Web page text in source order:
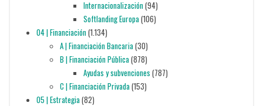
Internacionalización(94)
Softlanding Europa(106)
04 | Financiación(1.134)
A | Financiación Bancaria(30)
B | Financiación Pública(878)
Ayudas y subvenciones (787)
C | Financiación Privada(153)
05 | Estrategia(82)